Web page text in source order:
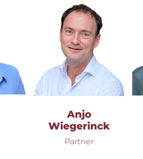
Anjo
Wiegerinck
Partner